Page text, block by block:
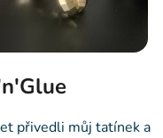
přivedli můj tatínek a